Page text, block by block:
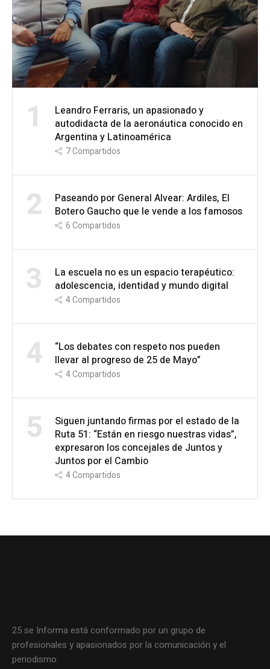
1
Leandro Ferraris, un apasionado y
autodidacta de la aeronáutica conocido en
Argentina y Latinoamérica
7Compartidos
2
Paseando por General Alvear: Ardiles, El
Botero Gaucho que le vende a los famosos
6Compartidos
3
La escuela no es un espacio terapéutico:
adolescencia, identidad y mundo digital
4Compartidos
4
“Los debates con respeto nos pueden
llevar al progreso de 25 de Mayo”
4Compartidos
5
Siguen juntando firmas por el estado de la
Ruta 51: “Están en riesgo nuestras vidas”,
expresaron los concejales de Juntos y
Juntos por el Cambio
4Compartidos
25 se Informa está conformado por un grupo de
profesionales y apasionados por la comunicación y el
periodismo.